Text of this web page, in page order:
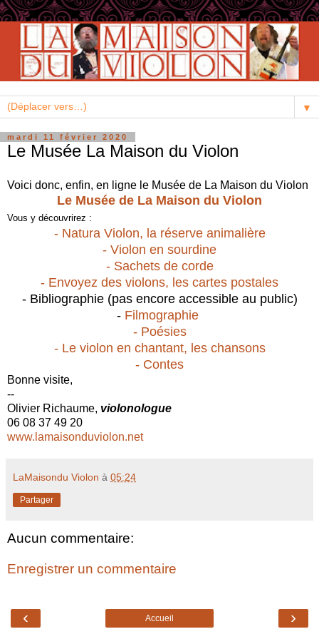
▼
mardi 11 février 2020
Le Musée La Maison du Violon
Voici donc, enfin, en ligne le Musée de La Maison du Violon
Le Musée de La Maison du Violon
Vous y découvrirez :
- Natura Violon, la réserve animalière
- Violon en sourdine
- Sachets de corde
- Envoyez des violons, les cartes postales
- Bibliographie (pas encore accessible au public)
- Filmographie
- Poésies
- Le violon en chantant, les chansons
- Contes
Bonne visite,
--
Olivier Richaume, violonologue
06 08 37 49 20
www.lamaisonduviolon.net
LaMaisondu Violon à 05:24
Partager
Aucun commentaire:
Enregistrer un commentaire
‹ ›
Accueil